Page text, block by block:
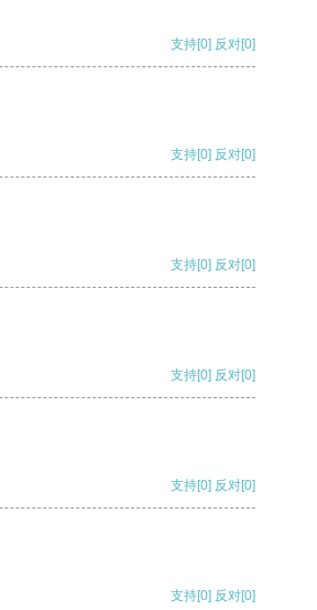
支持[0] 反对[0]
支持[0] 反对[0]
支持[0] 反对[0]
支持[0] 反对[0]
支持[0] 反对[0]
支持[0] 反对[0]